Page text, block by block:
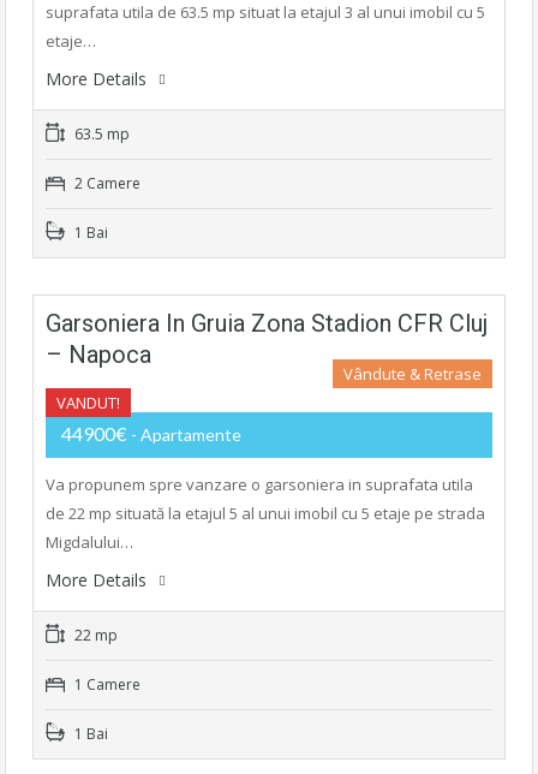
suprafata utila de 63.5 mp situat la etajul 3 al unui imobil cu 5
etaje…
More Details
63.5 mp
2 Camere
1 Bai
Garsoniera In Gruia Zona Stadion CFR Cluj
– Napoca
VANDUT!
Vândute & Retrase
44900€ - Apartamente
Va propunem spre vanzare o garsoniera in suprafata utila
de 22 mp situată la etajul 5 al unui imobil cu 5 etaje pe strada
Migdalului…
More Details
22 mp
1 Camere
1 Bai